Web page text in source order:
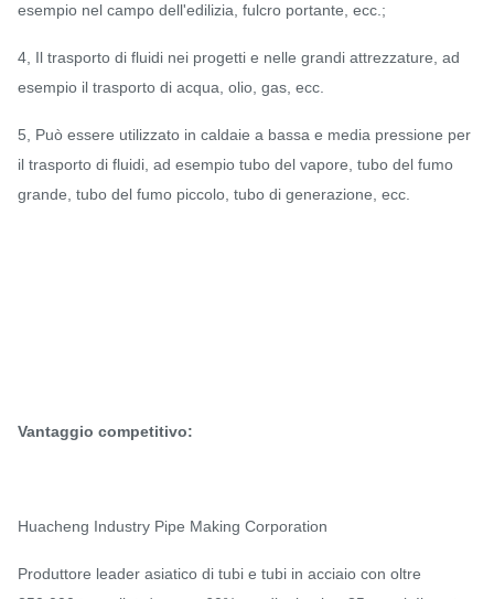
esempio nel campo dell'edilizia, fulcro portante, ecc.;
4, Il trasporto di fluidi nei progetti e nelle grandi attrezzature, ad
esempio il trasporto di acqua, olio, gas, ecc.
5, Può essere utilizzato in caldaie a bassa e media pressione per
il trasporto di fluidi, ad esempio tubo del vapore, tubo del fumo
grande, tubo del fumo piccolo, tubo di generazione, ecc.
Vantaggio competitivo:
Huacheng Industry Pipe Making Corporation
Produttore leader asiatico di tubi e tubi in acciaio con oltre